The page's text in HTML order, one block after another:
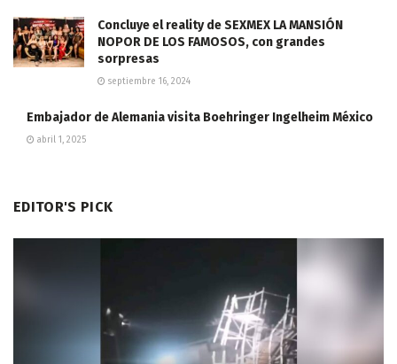
Concluye el reality de SEXMEX LA MANSIÓN
NOPOR DE LOS FAMOSOS, con grandes
sorpresas
septiembre 16, 2024
Embajador de Alemania visita Boehringer Ingelheim México
abril 1, 2025
EDITOR'S PICK